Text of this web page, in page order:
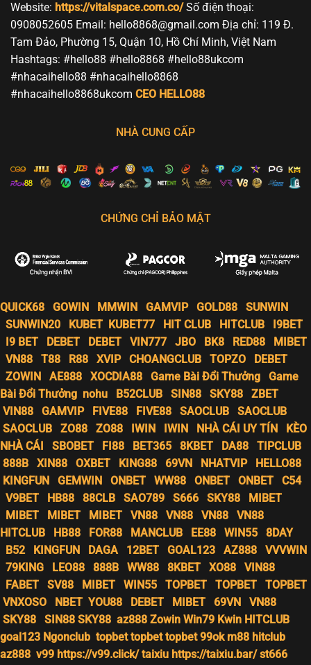
Website: https://vitalspace.com.co/Số điện thoại:
0908052605 Email: hello8868@gmail.com Địa chỉ: 119 Đ.
Tam Đảo, Phường 15, Quận 10, Hồ Chí Minh, Việt Nam
Hashtags: #hello88 #hello8868 #hello88ukcom
#nhacaihello88 #nhacaihello8868
#nhacaihello8868ukcom CEO HELLO88
NHÀ CUNG CẤP
CHỨNG CHỈ BẢO MẬT
QUICK68 GOWIN MMWIN GAMVIP GOLD88
SUNWIN
SUNWIN20
KUBET KUBET77 HIT CLUB HITCLUB
I9BET
I9 BET
DEBET DEBET VIN777 JBO BK8 RED88
MIBET
VN88
T88 R88 XVIP CHOANGCLUB TOPZO
DEBET
ZOWIN
AE888 XOCDIA88 Game Bài Đổi Thưởng
Game
Bài Đổi Thưởng nohu B52CLUB SIN88 SKY88
ZBET
VIN88
GAMVIP FIVE88 FIVE88 SAOCLUB
SAOCLUB
SAOCLUB
ZO88 ZO88 IWIN IWIN NHÀ CÁI UY TÍN
KÈO
NHÀ CÁI
SBOBET FI88 BET365 8KBET DA88
TIPCLUB
888B
XIN88 OXBET KING88 69VN NHATVIP
HELLO88
KINGFUN
GEMWIN ONBET WW88 ONBET ONBET
C54
V9BET
HB88 88CLB SAO789 S666 SKY88
MIBET
MIBET
MIBET MIBET VN88 VN88 VN88
VN88
HITCLUB
HB88 FOR88 MANCLUB EE88 WIN55
8DAY
B52
KINGFUN DAGA 12BET GOAL123 AZ888
VVVWIN
79KING
LEO88 888B WW88 8KBET XO88
VIN88
FABET
SV88 MIBET WIN55 TOPBET TOPBET
TOPBET
VNXOSO
NBET YOU88 DEBET MIBET 69VN
VN88
SKY88
SIN88 SKY88 az888 Zowin Win79 Kwin HITCLUB
goal123 Ngonclub topbet topbet topbet 99ok m88 hitclub
az888 v99 https://v99.click/ taixiu https://taixiu.bar/ st666